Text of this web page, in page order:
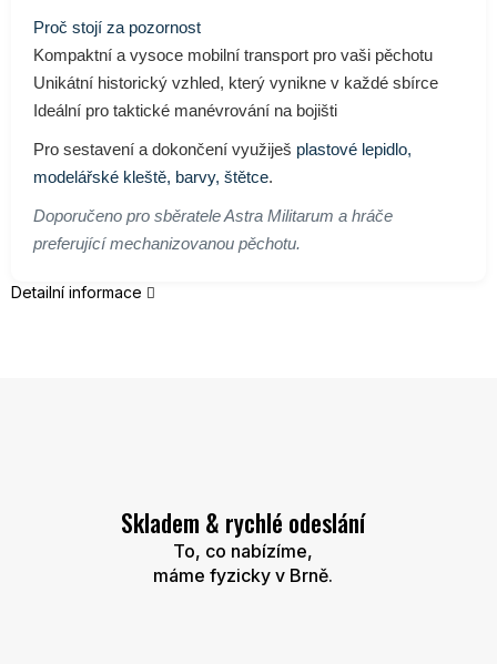
Proč stojí za pozornost
Kompaktní a vysoce mobilní transport pro vaši pěchotu
Unikátní historický vzhled, který vynikne v každé sbírce
Ideální pro taktické manévrování na bojišti
Pro sestavení a dokončení využiješ plastové lepidlo,
modelářské kleště, barvy, štětce.
Doporučeno pro sběratele Astra Militarum a hráče
preferující mechanizovanou pěchotu.
Detailní informace
Skladem & rychlé odeslání
To, co nabízíme,
máme fyzicky v Brně.